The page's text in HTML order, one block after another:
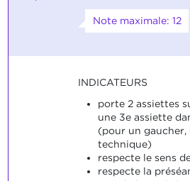
Note maximale: 12
INDICATEURS
porte 2 assiettes
une 3e assiette
(pour un gaucher,
technique)
respecte le sens
respecte la